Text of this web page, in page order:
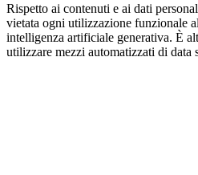
Rispetto ai contenuti e ai dati
vietata ogni utilizzazione funzionale
intelligenza artificiale generativa. È
utilizzare mezzi automatizzati di data